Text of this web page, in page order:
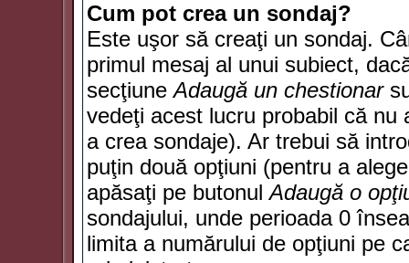
Cum pot crea un sondaj?
Este uşor să creaţi un sondaj.
primul mesaj al unui subiect,
secţiuneAdaugă un chestionar
vedeţi acest lucru probabil că nu
a crea sondaje). Ar trebui să
puţin două opţiuni (pentru a
apăsaţi pe butonulAdaugă o
sondajului, unde perioada 0
limita a numărului de opţiuni pe